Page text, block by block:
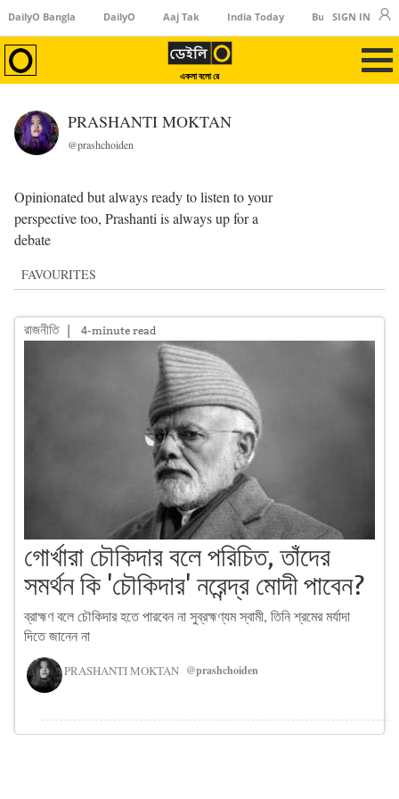
DailyO Bangla DailyO Aaj Tak India Today Business Today
SIGN IN
একলা বলো রে
PRASHANTI MOKTAN
@prashchoiden
Opinionated but always ready to listen to your
perspective too, Prashanti is always up for a
debate
FAVOURITES
রাজনীতি|4-minute read
গোর্খারা চৌকিদার বলে পরিচিত, তাঁদের
সমর্থন কি 'চৌকিদার' নরেন্দ্র মোদী পাবেন?
ব্রাহ্মণ বলে চৌকিদার হতে পারবেন না সুব্রহ্মণ্যম স্বামী, তিনি শ্রমের মর্যাদা
দিতে জানেন না
PRASHANTI MOKTAN @prashchoiden